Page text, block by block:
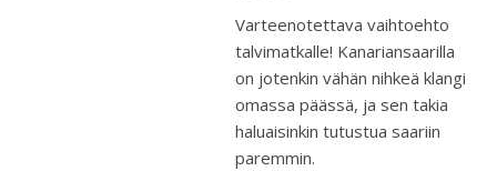
Varteenotettava vaihtoehto
talvimatkalle! Kanariansaarilla
on jotenkin vähän nihkeä klangi
omassa päässä, ja sen takia
haluaisinkin tutustua saariin
paremmin.